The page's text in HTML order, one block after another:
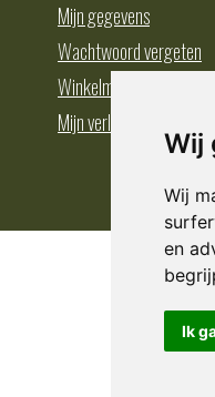
Wij
Wij
en
Ik
Mijn gegevens
Wachtwoord vergeten
Winkelmand
Mijn verlanglijst